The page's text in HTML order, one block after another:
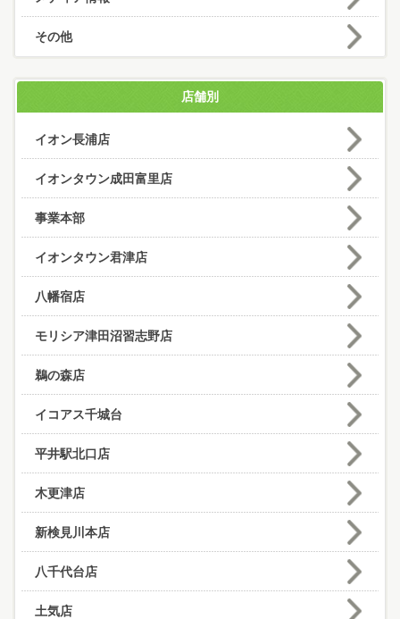
その他
店舗別
イオン長浦店
イオンタウン成田富里店
事業本部
イオンタウン君津店
八幡宿店
モリシア津田沼習志野店
鵜の森店
イコアス千城台
平井駅北口店
木更津店
新検見川本店
八千代台店
土気店